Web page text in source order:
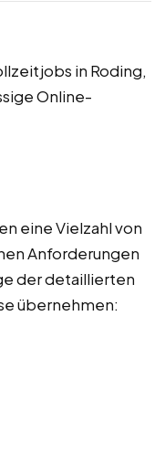
in Roding,
Online-
eine Vielzahl von
Anforderungen
der detaillierten
übernehmen: